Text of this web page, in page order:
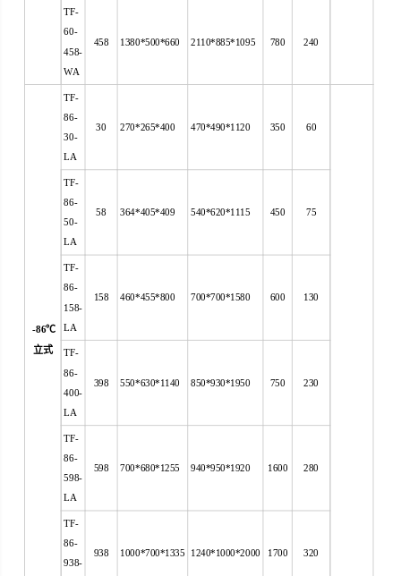
TF-
60-
458-
WA
458 1380*500*660 2110*885*1095 780 240
-86℃
立式
TF-
86-
30-
LA
30 270*265*400 470*490*1120 350 60
TF-
86-
50-
LA
58 364*405*409 540*620*1115 450 75
TF-
86-
158-
LA
158 460*455*800 700*700*1580 600 130
TF-
86-
400-
LA
398 550*630*1140 850*930*1950 750 230
TF-
86-
598-
LA
598 700*680*1255 940*950*1920 1600 280
TF-
86-
938-
938 1000*700*1335 1240*1000*2000 1700 320